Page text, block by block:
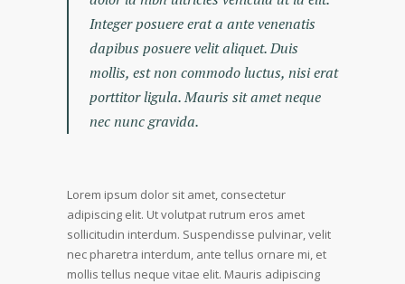
Integer posuere erat a ante venenatis
dapibus posuere velit aliquet. Duis
mollis, est non commodo luctus, nisi erat
porttitor ligula. Mauris sit amet neque
nec nunc gravida.
Lorem ipsum dolor sit amet, consectetur
adipiscing elit. Ut volutpat rutrum eros amet
sollicitudin interdum. Suspendisse pulvinar, velit
nec pharetra interdum, ante tellus ornare mi, et
mollis tellus neque vitae elit. Mauris adipiscing